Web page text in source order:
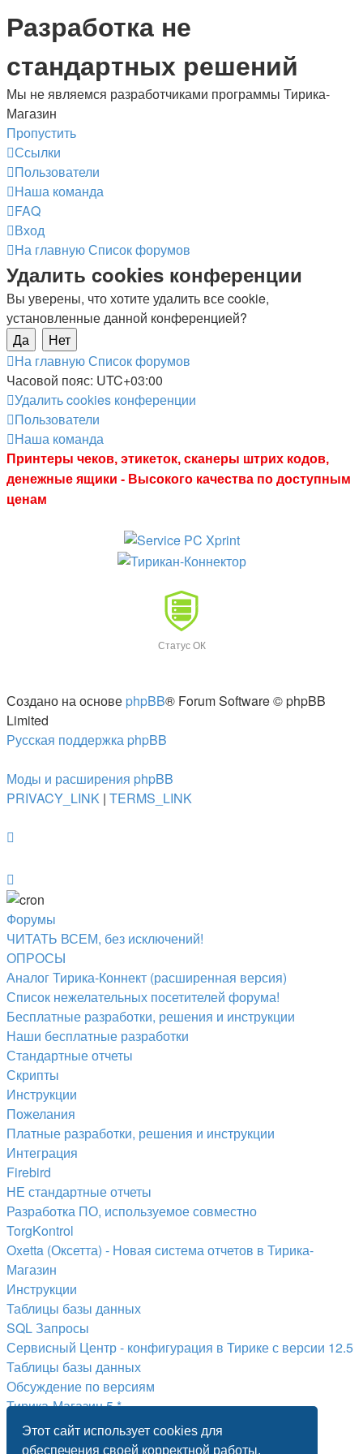
Этот сайт использует cookies для
обеспечения своей корректной работы.
Разработка не
стандартных решений
Мы не являемся разработчиками программы Тирика-
Магазин
Пропустить
Ссылки
Пользователи
Наша команда
FAQ
Вход
На главнуюСписок форумов
Удалить cookies конференции
Вы уверены, что хотите удалить все cookie,
установленные данной конференцией?
На главнуюСписок форумов
Часовой пояс: UTC+03:00
Удалить cookies конференции
Пользователи
Наша команда
Принтеры чеков, этикеток, сканеры штрих кодов,
денежные ящики - Высокого качества по доступным
ценам
Статус ОК
Создано на основе phpBB® Forum Software © phpBB
Limited
Русская поддержка phpBB
Моды и расширения phpBB
PRIVACY_LINK | TERMS_LINK
Форумы
ЧИТАТЬ ВСЕМ, без исключений!
ОПРОСЫ
Аналог Тирика-Коннект (расширенная версия)
Список нежелательных посетителей форума!
Бесплатные разработки, решения и инструкции
Наши бесплатные разработки
Стандартные отчеты
Скрипты
Инструкции
Пожелания
Платные разработки, решения и инструкции
Интеграция
Firebird
НЕ стандартные отчеты
Разработка ПО, используемое совместно
TorgKontrol
Oxetta (Оксетта) - Новая система отчетов в Тирика-
Магазин
Инструкции
Таблицы базы данных
SQL Запросы
Сервисный Центр - конфигурация в Тирике с версии 12.5
Таблицы базы данных
Обсуждение по версиям
Тирика-Магазин 5.*
Тирика-Магазин 6.*
Тирика-Магазин 7.*